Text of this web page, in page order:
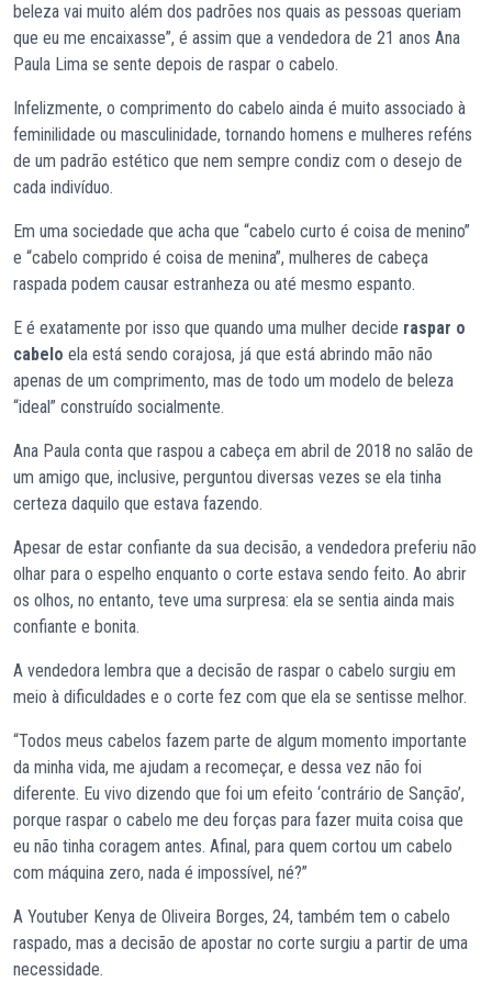
beleza vai muito além dos padrões nos quais as pessoas queriam
que eu me encaixasse”, é assim que a vendedora de 21 anos Ana
Paula Lima se sente depois de raspar o cabelo.
Infelizmente, o comprimento do cabelo ainda é muito associado à
feminilidade ou masculinidade, tornando homens e mulheres reféns
de um padrão estético que nem sempre condiz com o desejo de
cada indivíduo.
Em uma sociedade que acha que “cabelo curto é coisa de menino”
e “cabelo comprido é coisa de menina”, mulheres de cabeça
raspada podem causar estranheza ou até mesmo espanto.
E é exatamente por isso que quando uma mulher decide raspar o
cabelo ela está sendo corajosa, já que está abrindo mão não
apenas de um comprimento, mas de todo um modelo de beleza
“ideal” construído socialmente.
Ana Paula conta que raspou a cabeça em abril de 2018 no salão de
um amigo que, inclusive, perguntou diversas vezes se ela tinha
certeza daquilo que estava fazendo.
Apesar de estar confiante da sua decisão, a vendedora preferiu não
olhar para o espelho enquanto o corte estava sendo feito. Ao abrir
os olhos, no entanto, teve uma surpresa: ela se sentia ainda mais
confiante e bonita.
A vendedora lembra que a decisão de raspar o cabelo surgiu em
meio à dificuldades e o corte fez com que ela se sentisse melhor.
“Todos meus cabelos fazem parte de algum momento importante
da minha vida, me ajudam a recomeçar, e dessa vez não foi
diferente. Eu vivo dizendo que foi um efeito ‘contrário de Sanção’,
porque raspar o cabelo me deu forças para fazer muita coisa que
eu não tinha coragem antes. Afinal, para quem cortou um cabelo
com máquina zero, nada é impossível, né?”
A Youtuber Kenya de Oliveira Borges, 24, também tem o cabelo
raspado, mas a decisão de apostar no corte surgiu a partir de uma
necessidade.